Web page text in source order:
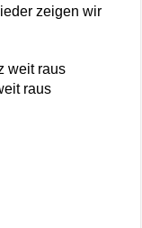
zeigen wir
raus